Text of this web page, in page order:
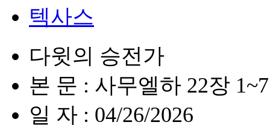
텍사스
다윗의 승전가
본 문 : 사무엘하 22장
일 자 : 04/26/2026